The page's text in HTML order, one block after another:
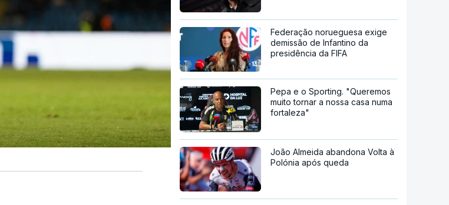
Federação norueguesa exige
demissão de Infantino da
presidência da FIFA
Pepa e o Sporting. "Queremos
muito tornar a nossa casa numa
fortaleza"
João Almeida abandona Volta à
Polónia após queda